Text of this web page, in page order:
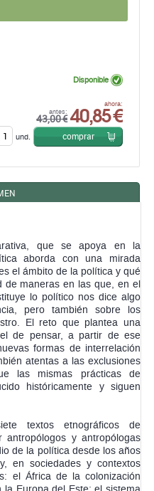
antes:
43,00 €
ahora:
40,85 €
Disponible
und. comprar
que se apoya en la
aborda con una mirada
el ámbito de la política y qué
de maneras en las que, en el
lo político nos dice algo
pero también sobre los
El reto que plantea una
de pensar, a partir de ese
formas de interrelación
atentas a las exclusiones
las mismas prácticas de
históricamente y siguen
textos etnográficos de
antropólogos y antropólogas
de la política desde los años
en sociedades y contextos
el África de la colonización